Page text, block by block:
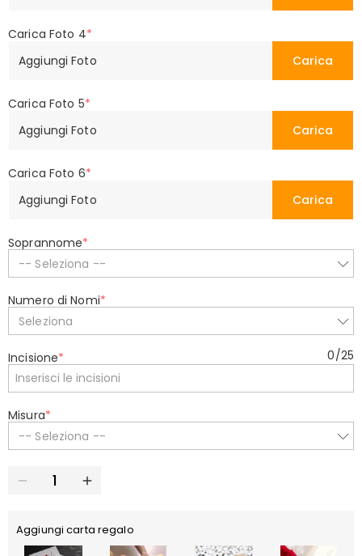
Carica Foto 4*
Aggiungi Foto
Carica
Carica Foto 5*
Aggiungi Foto
Carica
Carica Foto 6*
Aggiungi Foto
Carica
Soprannome*
-- Seleziona --
Numero di Nomi*
Seleziona
Incisione* 0/25
Misura*
-- Seleziona --
Aggiungi carta regalo